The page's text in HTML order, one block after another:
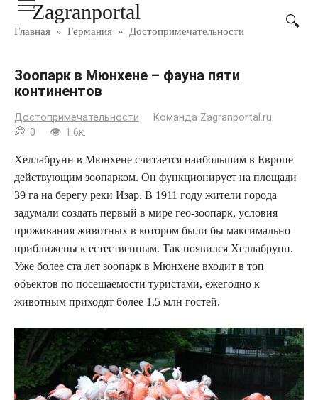
ПерейтиZagranportal
Главная » Германия » Достопримечательности
Зоопарк в Мюнхене – фауна пяти
континентов
Достопримечательности
Команда Zagranportal.ru
0
1.6к.
Хеллабрунн в Мюнхене считается наибольшим в Европе
действующим зоопарком. Он функционирует на площади
39 га на берегу реки Изар. В 1911 году жители города
задумали создать первый в мире гео-зоопарк, условия
проживания животных в котором были бы максимально
приближены к естественным. Так появился Хеллабрунн.
Уже более ста лет зоопарк в Мюнхене входит в топ
объектов по посещаемости туристами, ежегодно к
животным приходят более 1,5 млн гостей.